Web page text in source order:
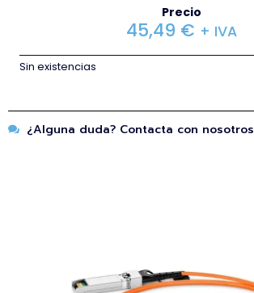
Precio
45,49 € + IVA
Sin existencias
¿Alguna duda? Contacta con nosotros